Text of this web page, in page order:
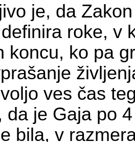
je, da
roke, v
koncu, ko pa
ves čas
da je Gaja po
bila, v